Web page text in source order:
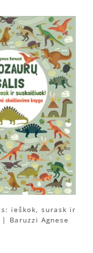
ieškok, surask ir
Baruzzi Agnese